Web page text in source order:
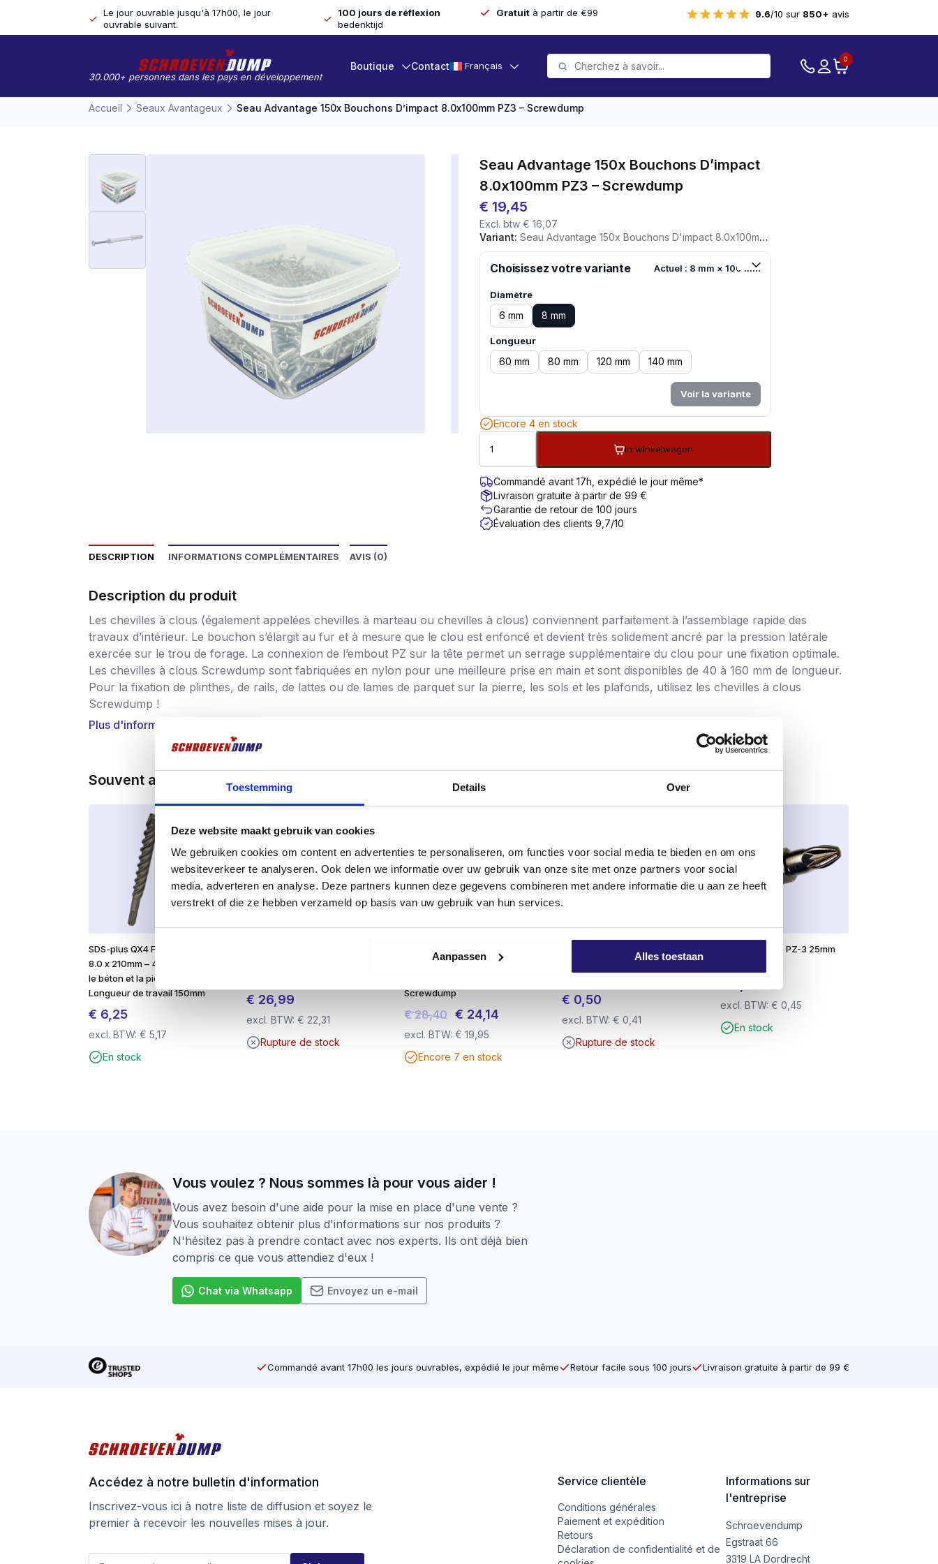
Toestemming Details Over
Deze website maakt gebruik van cookies
We gebruiken cookies om content en advertenties te personaliseren, om functies voor social media te bieden en om ons
websiteverkeer te analyseren. Ook delen we informatie over uw gebruik van onze site met onze partners voor social
media, adverteren en analyse. Deze partners kunnen deze gegevens combineren met andere informatie die u aan ze heeft
verstrekt of die ze hebben verzameld op basis van uw gebruik van hun services.
Aanpassen Alles toestaan
Le jour ouvrable jusqu'à 17h00, le jour
ouvrable suivant.
100 jours de réflexion
bedenktijd
Gratuità partir de €99 9.6/10 sur 850+ avis
30.000+ personnes dans les pays en développement
Boutique Contact Français
0
Accueil Seaux Avantageux Seau Advantage 150x Bouchons D’impact 8.0x100mm PZ3 – Screwdump
Seau Advantage 150x Bouchons D’impact
8.0x100mm PZ3 – Screwdump
€ 19,45
Excl. btw € 16,07
Variant: Seau Advantage 150x Bouchons D'impact 8.0x100mm PZ3 - Screwdump
Choisissez votre variante Actuel : 8 mm × 100 mm
Diamètre
6 mm 8 mm
Longueur
60 mm 80 mm 120 mm 140 mm
Voir la variante
Encore 4 en stock
In winkelwagen
Commandé avant 17h, expédié le jour même*
Livraison gratuite à partir de 99 €
Garantie de retour de 100 jours
Évaluation des clients 9,7/10
DESCRIPTION INFORMATIONS COMPLÉMENTAIRES AVIS (0)
Description du produit
Les chevilles à clous (également appelées chevilles à marteau ou chevilles à clous) conviennent parfaitement à l’assemblage rapide des
travaux d’intérieur. Le bouchon s’élargit au fur et à mesure que le clou est enfoncé et devient très solidement ancré par la pression latérale
exercée sur le trou de forage. La connexion de l’embout PZ sur la tête permet un serrage supplémentaire du clou pour une fixation optimale.
Les chevilles à clous Screwdump sont fabriquées en nylon pour une meilleure prise en main et sont disponibles de 40 à 160 mm de longueur.
Pour la fixation de plinthes, de rails, de lattes ou de lames de parquet sur la pierre, les sols et les plafonds, utilisez les chevilles à clous
Screwdump !
Plus d'informations
Souvent achetés ensemble
SDS-plus QX4 Foret à béton
8.0 x 210mm – 4-cutter – Pour
le béton et la pierre –
Longueur de travail 150mm
€ 6,25
excl. BTW: € 5,17
En stock
€ 26,99
excl. BTW:€ 22,31
Rupture de stock
pour panneaux de particules
Screwdump
€28,40 Le
prix
initial
€ 24,14
actuel
excl. BTW:€ 19,95
Encore 7 en stock
de construction de qualité
€ 0,50
excl. BTW:€ 0,41
Rupture de stock
Vis de vidange PZ-3 25mm
excl. BTW: € 0,45
En stock
Vous voulez ? Nous sommes là pour vous aider !
Vous avez besoin d'une aide pour la mise en place d'une vente ?
Vous souhaitez obtenir plus d'informations sur nos produits ?
N'hésitez pas à prendre contact avec nos experts. Ils ont déjà bien
compris ce que vous attendiez d'eux !
Chat via Whatsapp Envoyez un e-mail
Commandé avant 17h00 les jours ouvrables, expédié le jour même Retour facile sous 100 jours Livraison gratuite à partir de 99 €
Accédez à notre bulletin d'information
Inscrivez-vous ici à notre liste de diffusion et soyez le
premier à recevoir les nouvelles mises à jour.
E
Service clientèle
Conditions générales
Paiement et expédition
Retours
Déclaration de confidentialité et de
Informations sur
l'entreprise
Schroevendump
Egstraat 66
3319 LA Dordrecht